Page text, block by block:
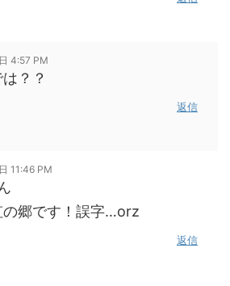
4:57 PM
？？
返信
11:46 PM
の郷です！誤字…orz
返信